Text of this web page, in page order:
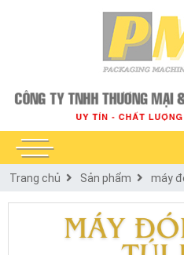
Trang chủ Sản phẩm máy